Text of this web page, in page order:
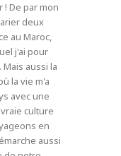
! De par mon
deux
au Maroc,
j'ai pour
aussi la
la vie m'a
avec une
culture
en
aussi